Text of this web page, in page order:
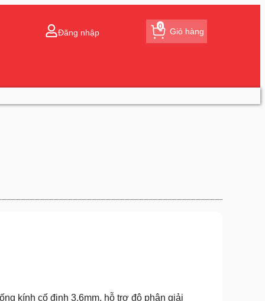
Đăng nhập Giỏ hàng
0
kính cố định 3.6mm, hỗ trợ độ phân giải